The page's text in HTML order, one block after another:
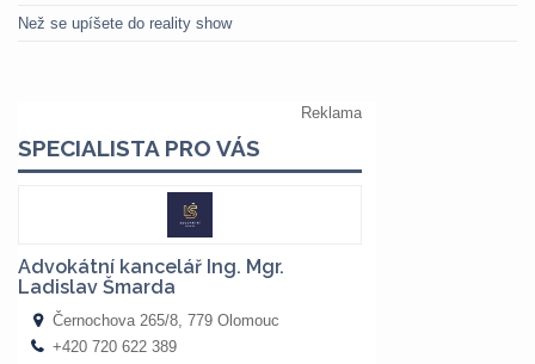
Než se upíšete do reality show